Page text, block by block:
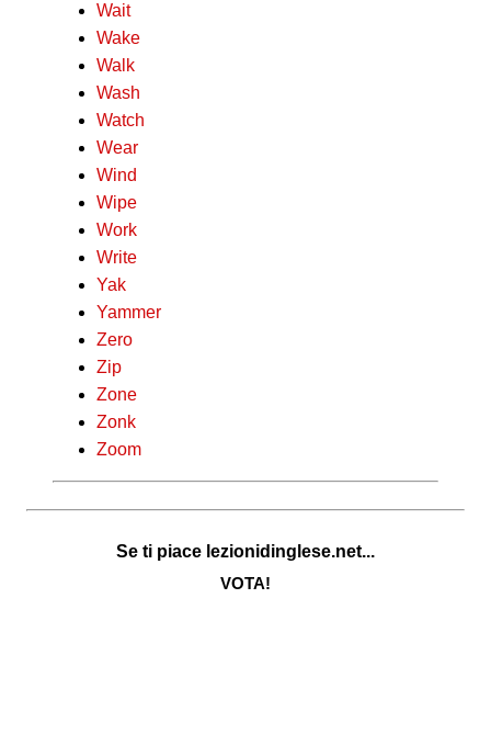
Wait
Wake
Walk
Wash
Watch
Wear
Wind
Wipe
Work
Write
Yak
Yammer
Zero
Zip
Zone
Zonk
Zoom
Se ti piace lezionidinglese.net...
VOTA!